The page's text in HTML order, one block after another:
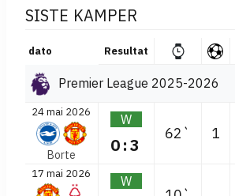
SISTE KAMPER
dato Resultat
Premier League 2025-2026
24 mai 2026
Borte
W
0:3
62` 1
17 mai 2026 W